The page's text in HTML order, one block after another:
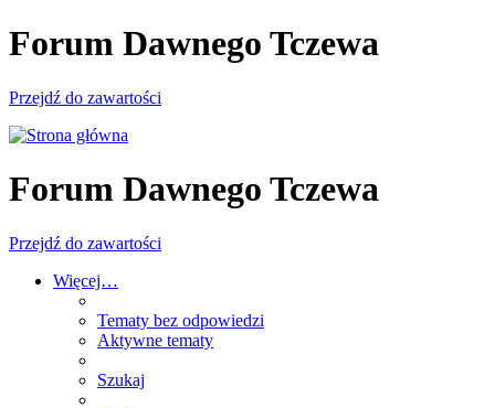
Forum Dawnego Tczewa
Przejdź do zawartości
Forum Dawnego Tczewa
Przejdź do zawartości
Więcej…
Tematy bez odpowiedzi
Aktywne tematy
Szukaj